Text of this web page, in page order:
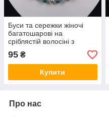
Буси та сережки жіночі
багатошарові на
сріблястій волосіні з
різнобарвними
намистинами та
камінчиками довжина 45-
95 ₴
Купити
Про нас